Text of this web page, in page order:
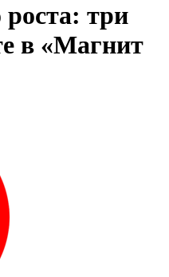
три
в «Магнит